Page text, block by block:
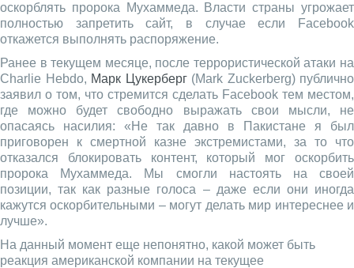
оскорблять пророка Мухаммеда. Власти страны угрожает
полностью запретить сайт, в случае если Facebook
откажется выполнять распоряжение.
Ранее в текущем месяце, после террористической атаки на
Charlie Hebdo, Марк Цукерберг(Mark Zuckerberg) публично
заявил о том, что стремится сделать Facebook тем местом,
где можно будет свободно выражать свои мысли, не
опасаясь насилия: «Не так давно в Пакистане я был
приговорен к смертной казне экстремистами, за то что
отказался блокировать контент, который мог оскорбить
пророка Мухаммеда. Мы смогли настоять на своей
позиции, так как разные голоса – даже если они иногда
кажутся оскорбительными – могут делать мир интереснее и
лучше».
На данный момент еще непонятно, какой может быть
реакция американской компании на текущее